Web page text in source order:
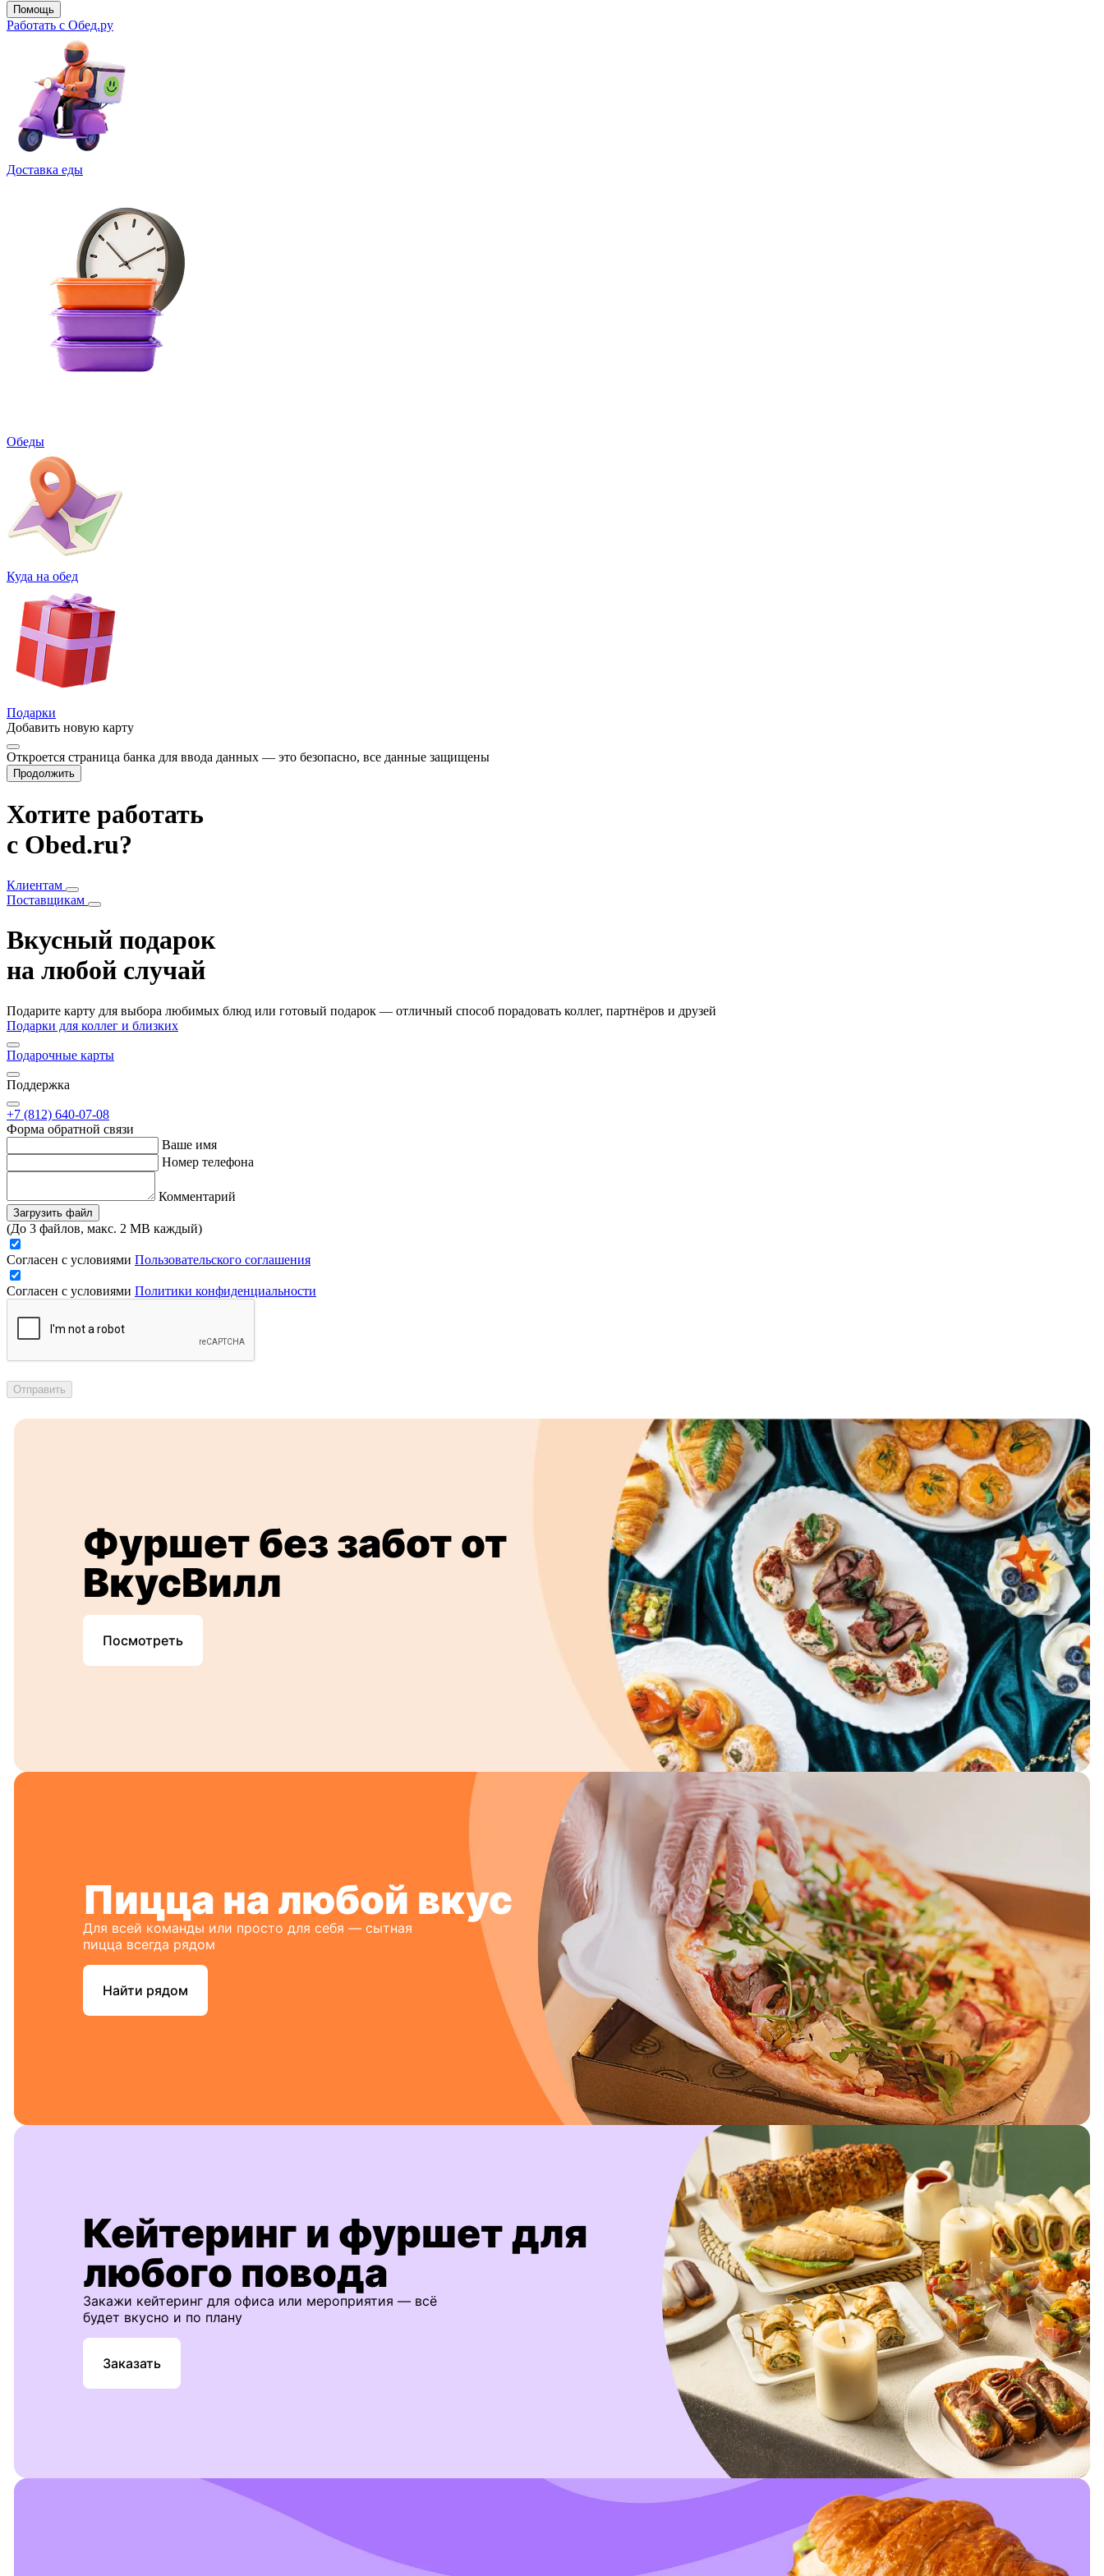
Помощь
Работать с Обед.ру
Доставка еды
Обеды
Куда на обед
Подарки
Добавить новую карту
Откроется страница банка для ввода данных — это безопасно, все данные защищены
Продолжить
Хотите работать
с Obed.ru?
Клиентам
Поставщикам
Вкусный подарок
на любой случай
Подарите карту для выбора любимых блюд или готовый подарок — отличный способ порадовать коллег, партнёров и друзей
Подарки для коллег и близких
Подарочные карты
Поддержка
+7 (812) 640-07-08
Форма обратной связи
Ваше имя
Номер телефона
Комментарий
Загрузить файл
(До 3 файлов, макс. 2 MB каждый)
Согласен с условиями Пользовательского соглашения
Согласен с условиями Политики конфиденциальности
Отправить
Фуршет без забот от
ВкусВилл
Посмотреть
Пицца на любой вкус
Для всей команды или просто для себя — сытная
пицца всегда рядом
Найти рядом
Кейтеринг и фуршет для
любого повода
Закажи кейтеринг для офиса или мероприятия — всё
будет вкусно и по плану
Заказать